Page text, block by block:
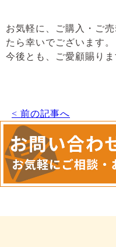
お気軽に、ご購入・ご
たら幸いでございます。
今後とも、ご愛顧賜り
< 前の記事へ